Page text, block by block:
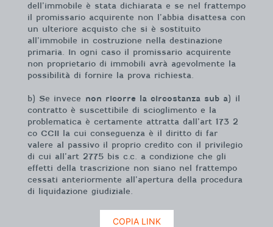
dell’immobile è stata dichiarata e se nel frattempo
il promissario acquirente non l’abbia disattesa con
un ulteriore acquisto che si è sostituito
all’immobile in costruzione nella destinazione
primaria. In ogni caso il promissario acquirente
non proprietario di immobili avrà agevolmente la
possibilità di fornire la prova richiesta.
b) Se invece non ricorre la circostanza sub a) il
contratto è suscettibile di scioglimento e la
problematica è certamente attratta dall’art 173 2
co CCII la cui conseguenza è il diritto di far
valere al passivo il proprio credito con il privilegio
di cui all’art 2775 bis c.c. a condizione che gli
effetti della trascrizione non siano nel frattempo
cessati anteriormente all’apertura della procedura
di liquidazione giudiziale.
COPIA LINK